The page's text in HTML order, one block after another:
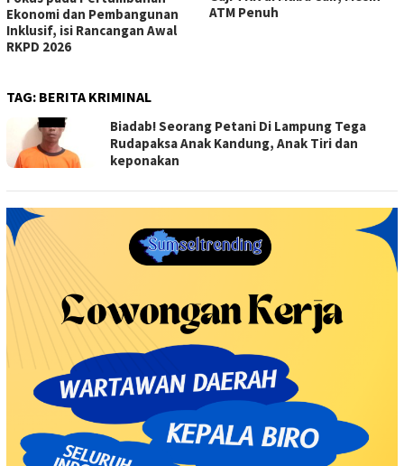
Ekonomi dan Pembangunan
Inklusif, isi Rancangan Awal
RKPD 2026
ATM Penuh
TAG: BERITA KRIMINAL
Biadab! Seorang Petani Di Lampung Tega
Rudapaksa Anak Kandung, Anak Tiri dan
keponakan